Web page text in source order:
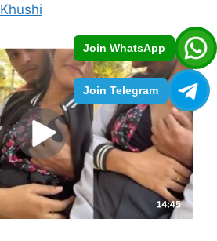
Join WhatsApp
Join Telegram
Khushi